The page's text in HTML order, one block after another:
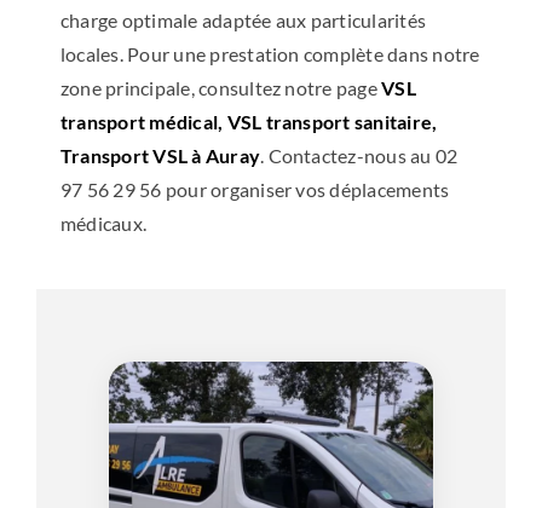
charge optimale adaptée aux particularités
locales. Pour une prestation complète dans notre
zone principale, consultez notre pageVSL
transport médical, VSL transport sanitaire,
Transport VSL à Auray. Contactez-nous au 02
97 56 29 56 pour organiser vos déplacements
médicaux.